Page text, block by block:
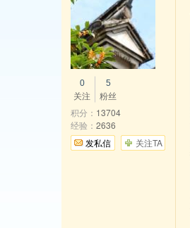
0
关注
5
粉丝
积分： 13704
经验： 2636
发私信
关注TA